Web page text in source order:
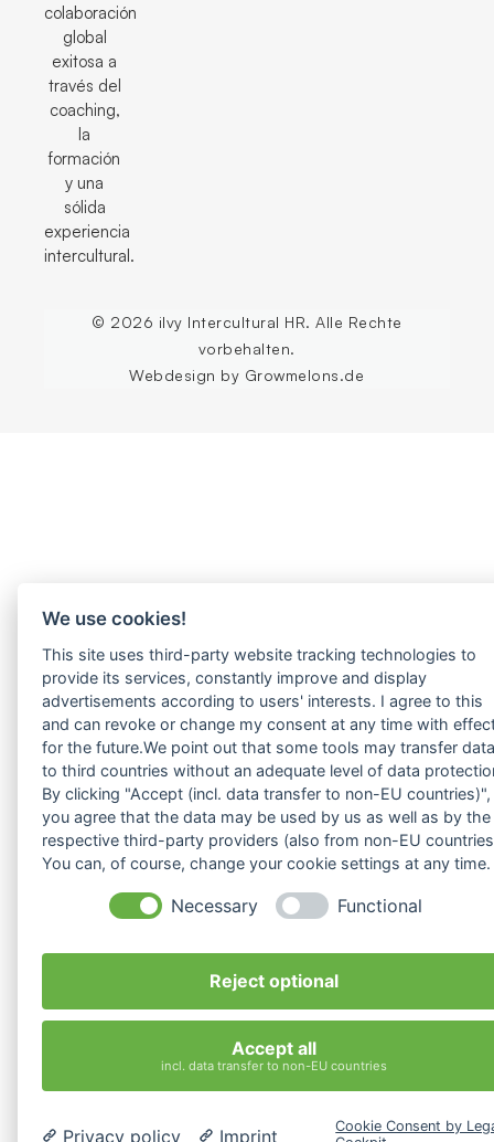
colaboración
global
exitosa a
través del
coaching,
la
formación
y una
sólida
experiencia
intercultural.
© 2026 ilvy Intercultural HR. Alle Rechte
vorbehalten.
Webdesign by Growmelons.de
We use cookies!
This site uses third-party website tracking technologies to
provide its services, constantly improve and display
advertisements according to users' interests. I agree to this
and can revoke or change my consent at any time with
for the future.We point out that some tools may transfer
to third countries without an adequate level of data
By clicking "Accept (incl. data transfer to non-EU countries)",
you agree that the data may be used by us as well as by the
respective third-party providers (also from non-EU
You can, of course, change your cookie settings at any time.
Necessary Functional
Reject optional
Accept all
incl. data transfer to non-EU countries
Privacy policy Imprint
Cookie Consent by